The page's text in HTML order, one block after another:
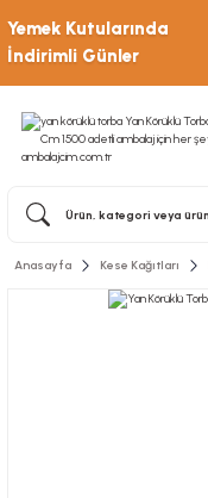
Yemek Kutularında
İndirimli Günler
Anasayfa Kese Kağıtları